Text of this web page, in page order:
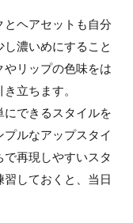
とヘアセットも自分
濃いめにすること
リップの色味をは
立ちます。
できるスタイルを
ルなアップスタイ
再現しやすいスタ
しておくと、当日